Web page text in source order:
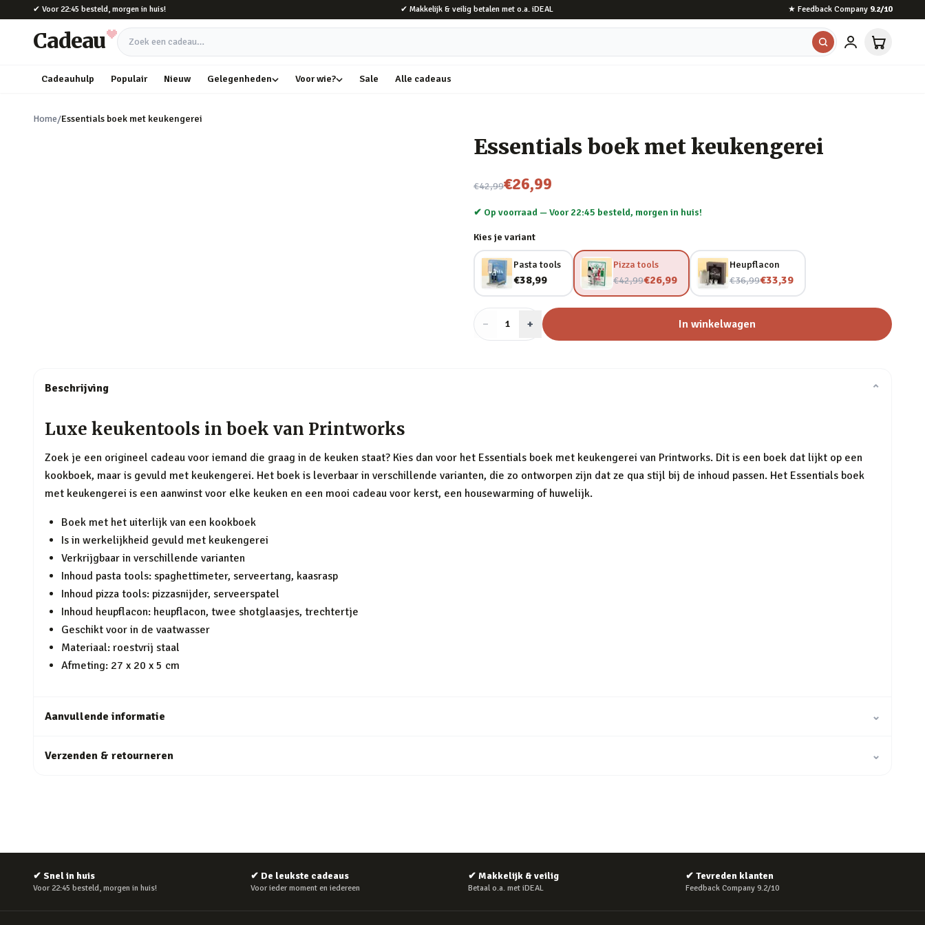
Naar hoofdinhoud
✔ Voor 22:45 besteld, morgen in huis! ✔ Makkelijk & veilig betalen met o.a. iDEAL ★ Feedback Company 9.2/10
Cadeau Zoek een cadeau
Cadeauhulp Populair Nieuw Gelegenheden Voor wie? Sale Alle cadeaus
Home/Essentials boek met keukengerei
Essentials boek met keukengerei
€42,99
Nu voor€26,99
✔ Op voorraad —Voor 22:45 besteld, morgen in huis!
Kies je variant
Pasta tools
€38,99
Pizza tools
€42,99
Nu voor€26,99
Heupflacon
€36,99
Nu voor€33,39
− Aantal
1 + In winkelwagen
Beschrijving ⌄
Luxe keukentools in boek van Printworks
Zoek je een origineel cadeau voor iemand die graag in de keuken staat? Kies dan voor het Essentials boek met keukengerei van Printworks. Dit is een boek dat lijkt op een
kookboek, maar is gevuld met keukengerei. Het boek is leverbaar in verschillende varianten, die zo ontworpen zijn dat ze qua stijl bij de inhoud passen. Het Essentials boek
met keukengerei is een aanwinst voor elke keuken en een mooi cadeau voor kerst, een housewarming of huwelijk.
Boek met het uiterlijk van een kookboek
Is in werkelijkheid gevuld met keukengerei
Verkrijgbaar in verschillende varianten
Inhoud pasta tools: spaghettimeter, serveertang, kaasrasp
Inhoud pizza tools: pizzasnijder, serveerspatel
Inhoud heupflacon: heupflacon, twee shotglaasjes, trechtertje
Geschikt voor in de vaatwasser
Materiaal: roestvrij staal
Afmeting: 27 x 20 x 5 cm
Aanvullende informatie ⌄
Verzenden & retourneren ⌄
✔ Snel in huis
Voor 22:45 besteld, morgen in huis!
✔ De leukste cadeaus
Voor ieder moment en iedereen
✔ Makkelijk & veilig
Betaal o.a. met iDEAL
✔ Tevreden klanten
Feedback Company 9.2/10